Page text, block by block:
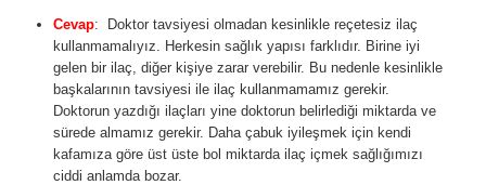
Cevap: Doktor tavsiyesi olmadan kesinlikle reçetesiz ilaç
kullanmamalıyız. Herkesin sağlık yapısı farklıdır. Birine iyi
gelen bir ilaç, diğer kişiye zarar verebilir. Bu nedenle kesinlikle
başkalarının tavsiyesi ile ilaç kullanmamamız gerekir.
Doktorun yazdığı ilaçları yine doktorun belirlediği miktarda ve
sürede almamız gerekir. Daha çabuk iyileşmek için kendi
kafamıza göre üst üste bol miktarda ilaç içmek sağlığımızı
ciddi anlamda bozar.